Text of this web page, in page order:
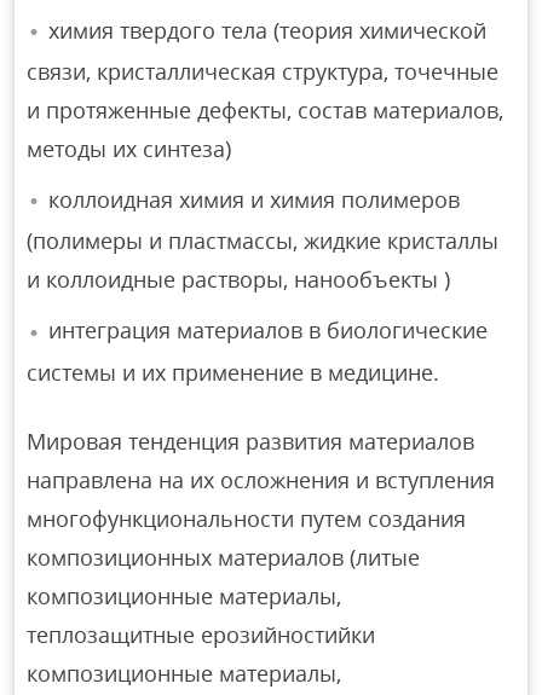
химия твердого тела (теория химической
связи, кристаллическая структура, точечные
и протяженные дефекты, состав материалов,
методы их синтеза)
коллоидная химия и химия полимеров
(полимеры и пластмассы, жидкие кристаллы
и коллоидные растворы, нанообъекты )
интеграция материалов в биологические
системы и их применение в медицине.
Мировая тенденция развития материалов
направлена ​​на их осложнения и вступления
многофункциональности путем создания
композиционных материалов (литые
композиционные материалы,
теплозащитные ерозийностийки
композиционные материалы,